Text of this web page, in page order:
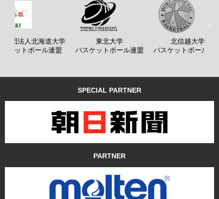
社団法人北海道大学
ケットボール連盟
東北大学
バスケットボール連盟
北信越大学
バスケットボール連
SPECIAL PARTNER
PARTNER